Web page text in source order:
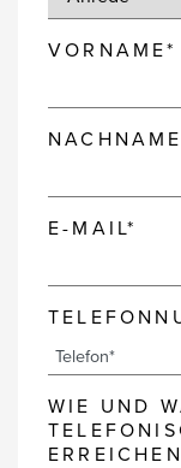
VORNAME*
E-MAIL*
WIE UND